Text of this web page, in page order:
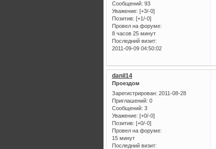
Сообщений: 93
Уважение: [+3/-0]
Позитив: [+1/-0]
Провел на форуме:
8 часов 25 минут
Последний визит:
2011-09-09 04:50:02
danil14
Проездом
Зарегистрирован: 2011-08-28
Приглашений: 0
Сообщений: 3
Уважение: [+0/-0]
Позитив: [+0/-0]
Провел на форуме:
15 минут
Последний визит: